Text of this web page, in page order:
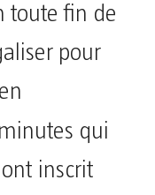
toute fin de
pour
qui
inscrit